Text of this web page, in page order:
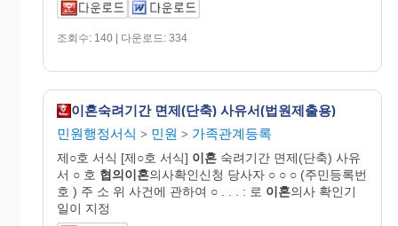
조회수: 140 | 다운로드: 334
이혼숙려기간 면제(단축) 사유서(법원제출용)
민원행정서식 > 민원 > 가족관계등록
제○호 서식 [제○호 서식] 이혼 숙려기간 면제(단축) 사유
서 ○ 호 협의이혼의사확인신청 당사자 ○ ○ ○ (주민등록번
호 ) 주 소 위 사건에 관하여 ○ . . . : 로 이혼의사 확인기
일이 지정